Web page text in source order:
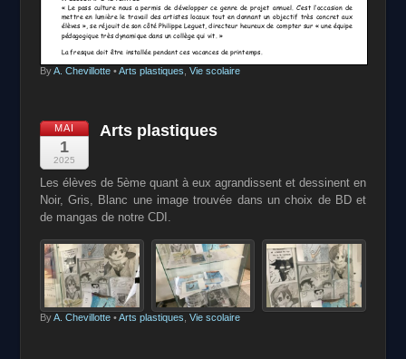
ByA. Chevillotte• Arts plastiques Vie scolaire
MAI
1
2025
Arts plastiques
Les élèves de 5ème quant à eux agrandissent et dessinent en
Noir, Gris, Blanc une image trouvée dans un choix de BD et
de mangas de notre CDI.
ByA. Chevillotte• Arts plastiques Vie scolaire